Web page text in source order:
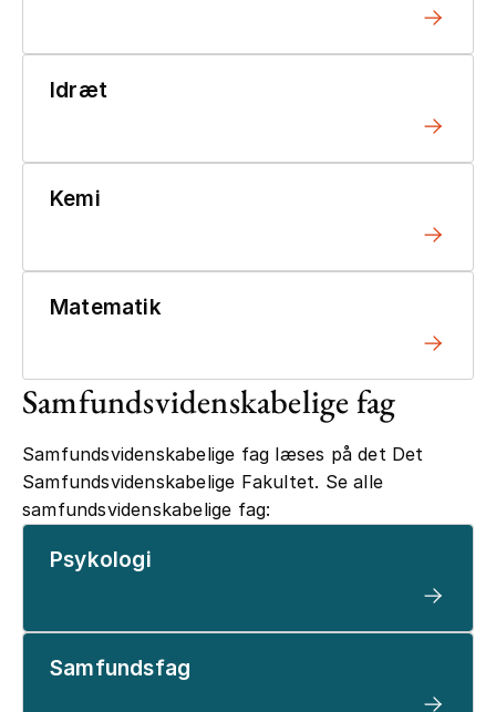
Idræt
Kemi
Matematik
Samfundsvidenskabelige fag
Samfundsvidenskabelige fag læses på det Det
Samfundsvidenskabelige Fakultet. Se alle
samfundsvidenskabelige fag:
Psykologi
Samfundsfag